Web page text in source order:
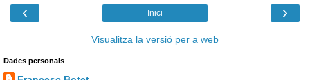
‹ ›
Inici
Visualitza la versió per a web
Dades personals